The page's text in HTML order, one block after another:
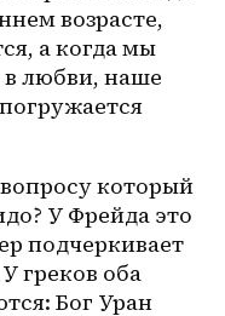
возрасте,
а когда мы
в любви, наше
который
У Фрейда это
подчеркивает
греков оба
Бог Уран